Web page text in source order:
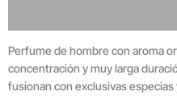
Perfume de hombre con aroma
concentración y muy larga
fusionan con exclusivas especias